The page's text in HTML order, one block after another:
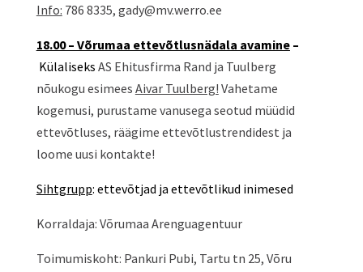
Info: 786 8335, gady@mv.werro.ee
18.00 – Võrumaa ettevõtlusnädala avamine–
Külaliseks AS Ehitusfirma Rand ja Tuulberg
nõukogu esimees Aivar Tuulberg! Vahetame
kogemusi, purustame vanusega seotud müüdid
ettevõtluses, räägime ettevõtlustrendidest ja
loome uusi kontakte!
Sihtgrupp: ettevõtjad ja ettevõtlikud inimesed
Korraldaja: Võrumaa Arenguagentuur
Toimumiskoht: Pankuri Pubi, Tartu tn 25, Võru